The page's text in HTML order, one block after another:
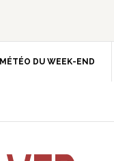
MÉTÉO DU WEEK-END